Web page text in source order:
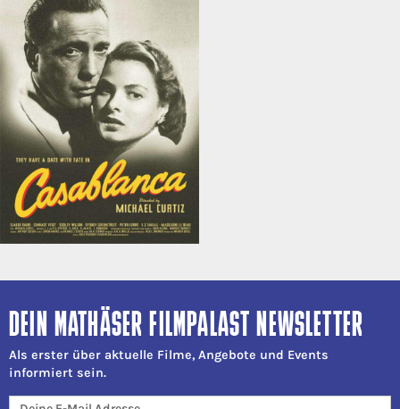
DEIN MATHÄSER FILMPALAST NEWSLETTER
Als erster über aktuelle Filme, Angebote und Events
informiert sein.